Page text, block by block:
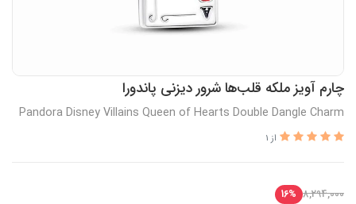
چارم آویز ملکه قلب‌ها شرور دیزنی پاندورا
Pandora Disney Villains Queen of Hearts Double Dangle Charm
از 1
8,294,000
16%